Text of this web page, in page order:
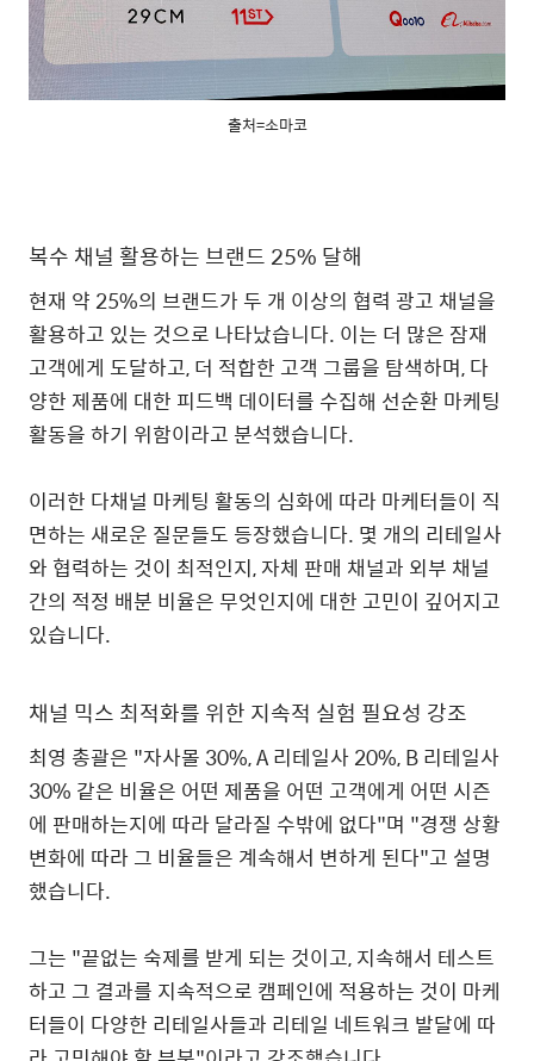
출처=소마코
복수 채널 활용하는 브랜드 25% 달해
현재 약 25%의 브랜드가 두 개 이상의 협력 광고 채널을
활용하고 있는 것으로 나타났습니다. 이는 더 많은 잠재
고객에게 도달하고,더 적합한 고객 그룹을 탐색하며,다
양한 제품에 대한 피드백 데이터를 수집해 선순환 마케팅
활동을 하기 위함이라고 분석했습니다.
이러한 다채널 마케팅 활동의 심화에 따라 마케터들이 직
면하는 새로운 질문들도 등장했습니다. 몇 개의 리테일사
와 협력하는 것이 최적인지,자체 판매 채널과 외부 채널
간의 적정 배분 비율은 무엇인지에 대한 고민이 깊어지고
있습니다.
채널 믹스 최적화를 위한 지속적 실험 필요성 강조
최영 총괄은 "자사몰 30%, A리테일사20%, B리테일사
30% 같은 비율은 어떤 제품을 어떤 고객에게 어떤 시즌
에 판매하는지에 따라 달라질 수밖에 없다"며 "경쟁 상황
변화에 따라 그 비율들은 계속해서 변하게 된다"고 설명
했습니다.
그는 "끝없는 숙제를 받게 되는 것이고,지속해서 테스트
하고 그 결과를 지속적으로 캠페인에 적용하는 것이 마케
터들이 다양한 리테일사들과 리테일 네트워크 발달에 따